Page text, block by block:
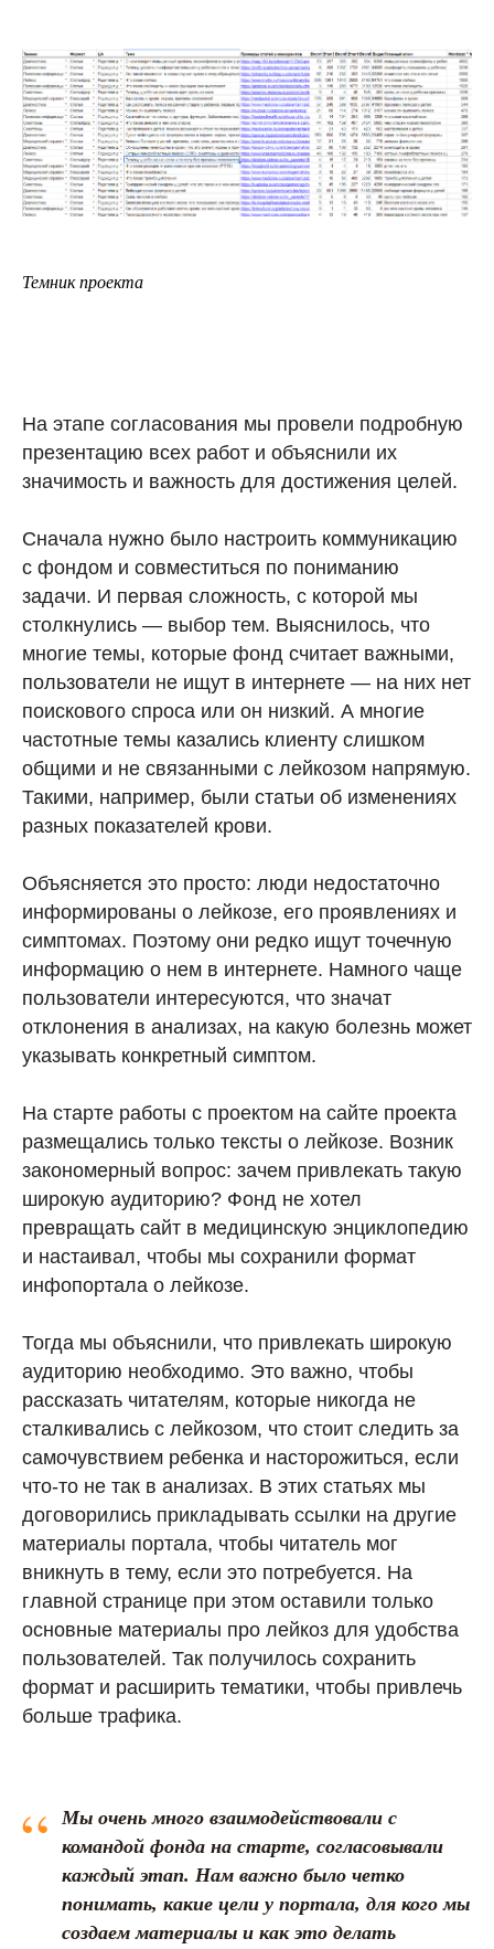
Темник проекта
На этапе согласования мы провели подробную
презентацию всех работ и объяснили их
значимость и важность для достижения целей.
Сначала нужно было настроить коммуникацию
с фондом и совместиться по пониманию
задачи. И первая сложность, с которой мы
столкнулись — выбор тем. Выяснилось, что
многие темы, которые фонд считает важными,
пользователи не ищут в интернете — на них нет
поискового спроса или он низкий. А многие
частотные темы казались клиенту слишком
общими и не связанными с лейкозом напрямую.
Такими, например, были статьи об изменениях
разных показателей крови.
Объясняется это просто: люди недостаточно
информированы о лейкозе, его проявлениях и
симптомах. Поэтому они редко ищут точечную
информацию о нем в интернете. Намного чаще
пользователи интересуются, что значат
отклонения в анализах, на какую болезнь может
указывать конкретный симптом.
На старте работы с проектом на сайте проекта
размещались только тексты о лейкозе. Возник
закономерный вопрос: зачем привлекать такую
широкую аудиторию? Фонд не хотел
превращать сайт в медицинскую энциклопедию
и настаивал, чтобы мы сохранили формат
инфопортала о лейкозе.
Тогда мы объяснили, что привлекать широкую
аудиторию необходимо. Это важно, чтобы
рассказать читателям, которые никогда не
сталкивались с лейкозом, что стоит следить за
самочувствием ребенка и насторожиться, если
что-то не так в анализах. В этих статьях мы
договорились прикладывать ссылки на другие
материалы портала, чтобы читатель мог
вникнуть в тему, если это потребуется. На
главной странице при этом оставили только
основные материалы про лейкоз для удобства
пользователей. Так получилось сохранить
формат и расширить тематики, чтобы привлечь
больше трафика.
“
Мы очень много взаимодействовали с
командой фонда на старте, согласовывали
каждый этап. Нам важно было четко
понимать, какие цели у портала, для кого мы
создаем материалы и как это делать